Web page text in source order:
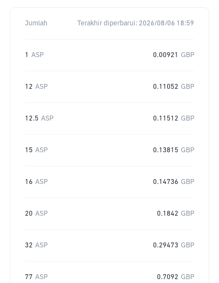
Jumlah Terakhir diperbarui: 2026/08/06 18:59
1 ASP 0.00921 GBP
12 ASP 0.11052 GBP
12.5 ASP 0.11512 GBP
15 ASP 0.13815 GBP
16 ASP 0.14736 GBP
20 ASP 0.1842 GBP
32 ASP 0.29473 GBP
77 ASP 0.7092 GBP